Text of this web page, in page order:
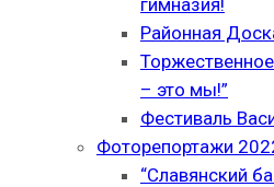
гимназия!
Районная
– это мы!”
Фестиваль
Фоторепортажи
“Славянский